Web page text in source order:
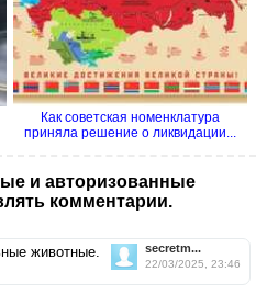
Как советская номенклатура
приняла решение о ликвидации...
и авторизованные
комментарии.
secretm...
22/03/2025, 23:46
животные.